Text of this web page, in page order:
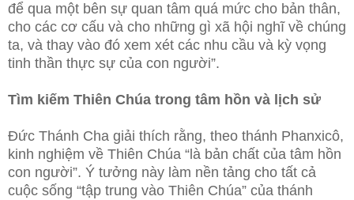
để qua một bên sự quan tâm quá mức cho bản thân,
cho các cơ cấu và cho những gì xã hội nghĩ về chúng
ta, và thay vào đó xem xét các nhu cầu và kỳ vọng
tinh thần thực sự của con người”.
Tìm kiếm Thiên Chúa trong tâm hồn và lịch sử
Đức Thánh Cha giải thích rằng, theo thánh Phanxicô,
kinh nghiệm về Thiên Chúa “là bản chất của tâm hồn
con người”. Ý tưởng này làm nền tảng cho tất cả
cuộc sống “tập trung vào Thiên Chúa” của thánh